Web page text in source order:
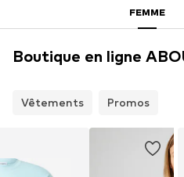
FEMME
Vêtements Promos